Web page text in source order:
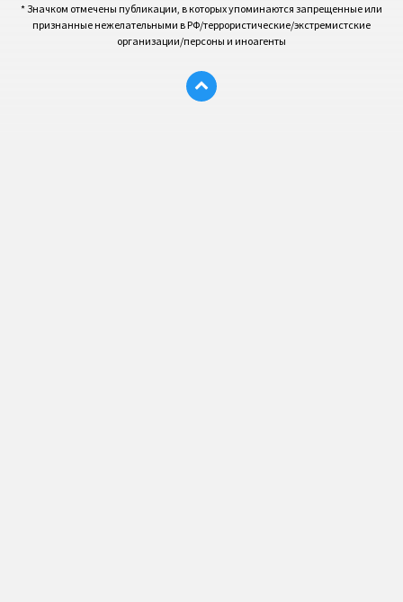
* Значком отмечены публикации, в которых упоминаются запрещенные или
признанные нежелательными в РФ/террористические/экстремистские
организации/персоны и иноагенты